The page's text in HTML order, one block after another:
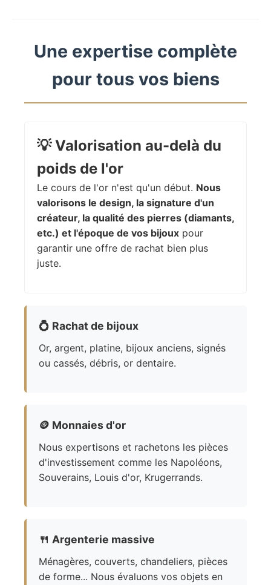
Une expertise complète
pour tous vos biens
💡Valorisation au-delà du
poids de l'or
Le cours de l'or n'est qu'un début. Nous
valorisons le design, la signature d'un
créateur, la qualité des pierres (diamants,
etc.) et l'époque de vos bijoux pour
garantir une offre de rachat bien plus
juste.
💍 Rachat de bijoux
Or, argent, platine, bijoux anciens, signés
ou cassés, débris, or dentaire.
🪙 Monnaies d'or
Nous expertisons et rachetons les pièces
d'investissement comme les Napoléons,
Souverains, Louis d'or, Krugerrands.
🍴 Argenterie massive
Ménagères, couverts, chandeliers, pièces
de forme... Nous évaluons vos objets en